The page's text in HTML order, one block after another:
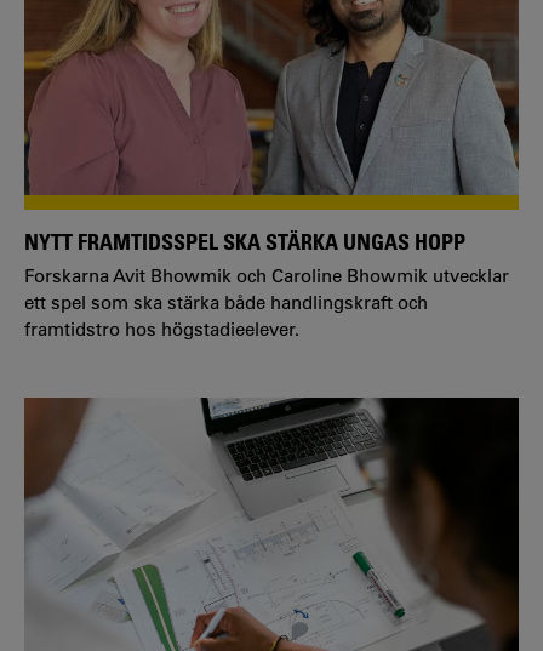
NYTT FRAMTIDSSPEL SKA STÄRKA UNGAS HOPP
Forskarna Avit Bhowmik och Caroline Bhowmik utvecklar
ett spel som ska stärka både handlingskraft och
framtidstro hos högstadieelever.